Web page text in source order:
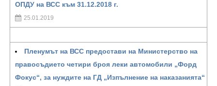
ОПДУ на ВСС към 31.12.2018 г.
25.01.2019
Пленумът на ВСС предостави на Министерство на
правосъдието четири броя леки автомобили „Форд
Фокус“, за нуждите на ГД „Изпълнение на наказанията“